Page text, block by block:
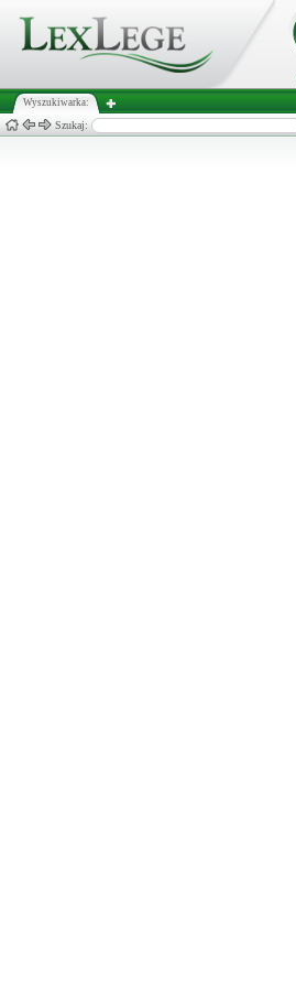
Wyszukiwarka:
Szukaj: